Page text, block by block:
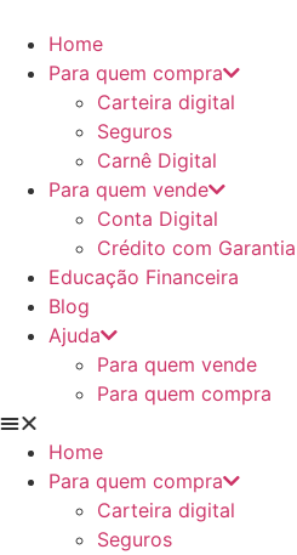
para
conteúdo
Home
Para quem compra
Carteira digital
Seguros
Carnê Digital
Para quem vende
Conta Digital
Crédito com Garantia
Educação Financeira
Blog
Ajuda
Para quem vende
Para quem compra
Home
Para quem compra
Carteira digital
Seguros